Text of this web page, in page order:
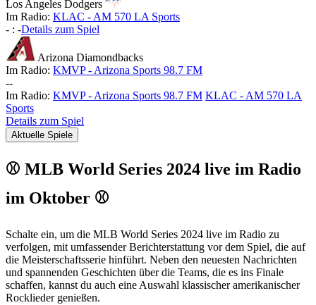
Los Angeles Dodgers
Im Radio: KLAC - AM 570 LA Sports
- : -Details zum Spiel
Arizona Diamondbacks
Im Radio: KMVP - Arizona Sports 98.7 FM
--
Im Radio: KMVP - Arizona Sports 98.7 FM KLAC - AM 570 LA
Sports
Details zum Spiel
Aktuelle Spiele
⚾ MLB World Series 2024 live im Radio
im Oktober ⚾
Schalte ein, um die MLB World Series 2024 live im Radio zu
verfolgen, mit umfassender Berichterstattung vor dem Spiel, die auf
die Meisterschaftsserie hinführt. Neben den neuesten Nachrichten
und spannenden Geschichten über die Teams, die es ins Finale
schaffen, kannst du auch eine Auswahl klassischer amerikanischer
Rocklieder genießen.